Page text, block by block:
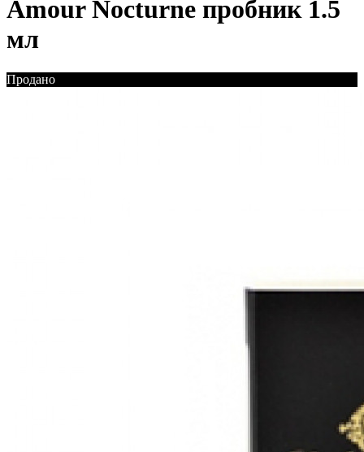
Amour Nocturne пробник 1.5
мл
Продано